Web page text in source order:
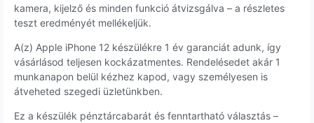
kamera, kijelző és minden funkció átvizsgálva – a részletes
teszt eredményét mellékeljük.
A(z) Apple iPhone 12 készülékre 1 év garanciát adunk, így
vásárlásod teljesen kockázatmentes. Rendelésedet akár 1
munkanapon belül kézhez kapod, vagy személyesen is
átveheted szegedi üzletünkben.
Ez a készülék pénztárcabarát és fenntartható választás –